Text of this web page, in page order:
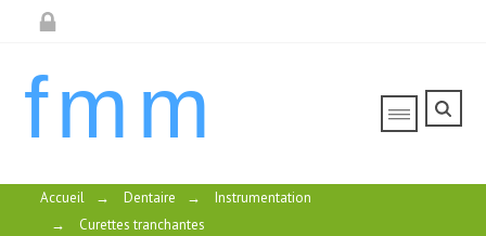
fmm
Accueil → Dentaire →
Instrumentation
→
Curettes tranchantes